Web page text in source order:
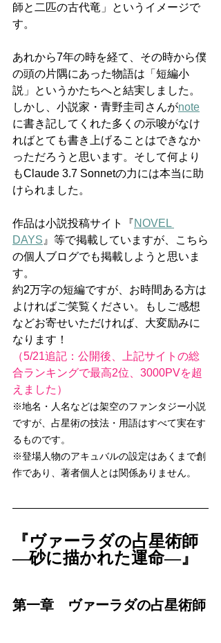
師と二匹の古代竜」というイメージで
す。
あれから7年の時を経て、その時から僕
の頭の片隅にあった物語は「短編小
説」というかたちへと結実しました。
しかし、小説家・青野圭司さんがnote
に書き記してくれた多くの示唆がなけ
ればとても書き上げることはできなか
っただろうと思います。そして何より
もClaude 3.7 Sonnetの力には本当に助
けられました。
作品は小説投稿サイト『NOVEL
DAYS 』等で掲載していますが、こちら
の個人ブログでも掲載しようと思いま
す。
約2万字の短編ですが、お時間ある方は
よければご笑覧ください。もしご感想
などお寄せいただければ、大変励みに
なります！
（5/21追記：公開後、上記サイトの総
合ランキングで最高2位、3000PVを超
えました）
※地名・人名などは架空のファンタジー小説
ですが、占星術の技法・用語はすべて実在す
るものです。
※登場人物のアキュバルの設定はあくまで創
作であり、著者個人とは関係ありません。
『ヴァーラダの占星術師
―砂に描かれた運命―』
第一章　ヴァーラダの占星術師